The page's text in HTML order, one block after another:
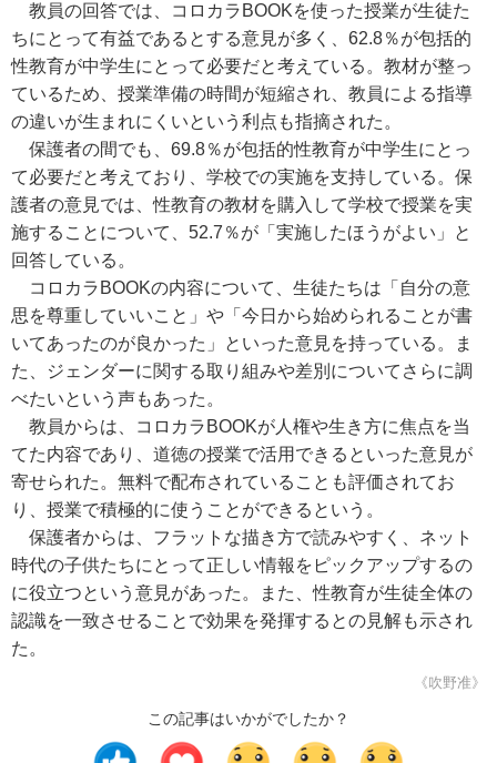
教員の回答では、コロカラBOOKを使った授業が生徒た
ちにとって有益であるとする意見が多く、62.8％が包括的
性教育が中学生にとって必要だと考えている。教材が整っ
ているため、授業準備の時間が短縮され、教員による指導
の違いが生まれにくいという利点も指摘された。
保護者の間でも、69.8％が包括的性教育が中学生にとっ
て必要だと考えており、学校での実施を支持している。保
護者の意見では、性教育の教材を購入して学校で授業を実
施することについて、52.7％が「実施したほうがよい」と
回答している。
コロカラBOOKの内容について、生徒たちは「自分の意
思を尊重していいこと」や「今日から始められることが書
いてあったのが良かった」といった意見を持っている。ま
た、ジェンダーに関する取り組みや差別についてさらに調
べたいという声もあった。
教員からは、コロカラBOOKが人権や生き方に焦点を当
てた内容であり、道徳の授業で活用できるといった意見が
寄せられた。無料で配布されていることも評価されてお
り、授業で積極的に使うことができるという。
保護者からは、フラットな描き方で読みやすく、ネット
時代の子供たちにとって正しい情報をピックアップするの
に役立つという意見があった。また、性教育が生徒全体の
認識を一致させることで効果を発揮するとの見解も示され
た。
《吹野准》
この記事はいかがでしたか？